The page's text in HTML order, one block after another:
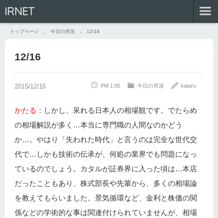
IRNET
トップページ 今日の市況 12/16
12/16
PM 1:05 今日の市況 kataru
かたる： しかし、呆れる日本人の相場観です。でたらめ
の相場解説が多く…本当に専門職の人間なのかどう
か…。やはり「失われた時代」と言うのは完全な世代交
代で…しかも技術の伝承が、何処の業界でも問題になっ
ているのでしょう。カタルが証券界に入った頃は…本店
だったこともあり、株式部長や先輩から、多くの相場論
を教えてもらいました。景気循環など、金利と株価の関
係などの学術的な事は関連付けられていませんが、相場